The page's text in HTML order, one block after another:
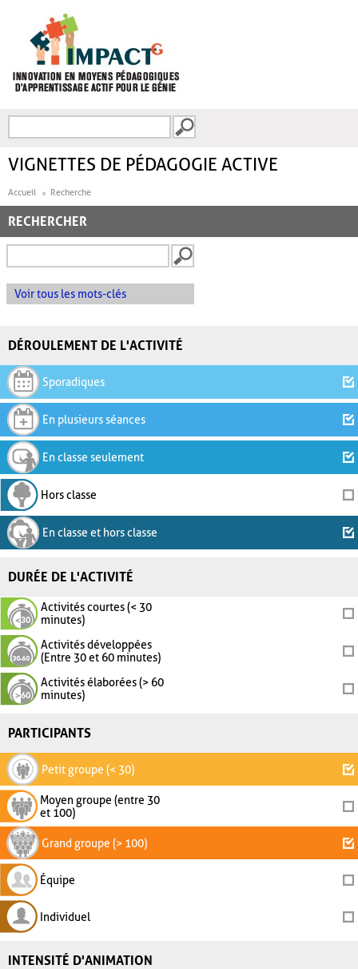
FORMULAIRE DE
VIGNETTES DE PÉDAGOGIE ACTIVE
Accueil Recherche
RECHERCHER
Voir tous les mots-clés
DÉROULEMENT DE L'ACTIVITÉ
Sporadiques
En plusieurs séances
En classe seulement
Hors classe
En classe et hors classe
DURÉE DE L'ACTIVITÉ
Activités courtes (< 30
minutes)
Activités développées
(Entre 30 et 60 minutes)
Activités élaborées (> 60
minutes)
PARTICIPANTS
Petit groupe (< 30)
Moyen groupe (entre 30
et 100)
Grand groupe (> 100)
Équipe
Individuel
INTENSITÉ D'ANIMATION